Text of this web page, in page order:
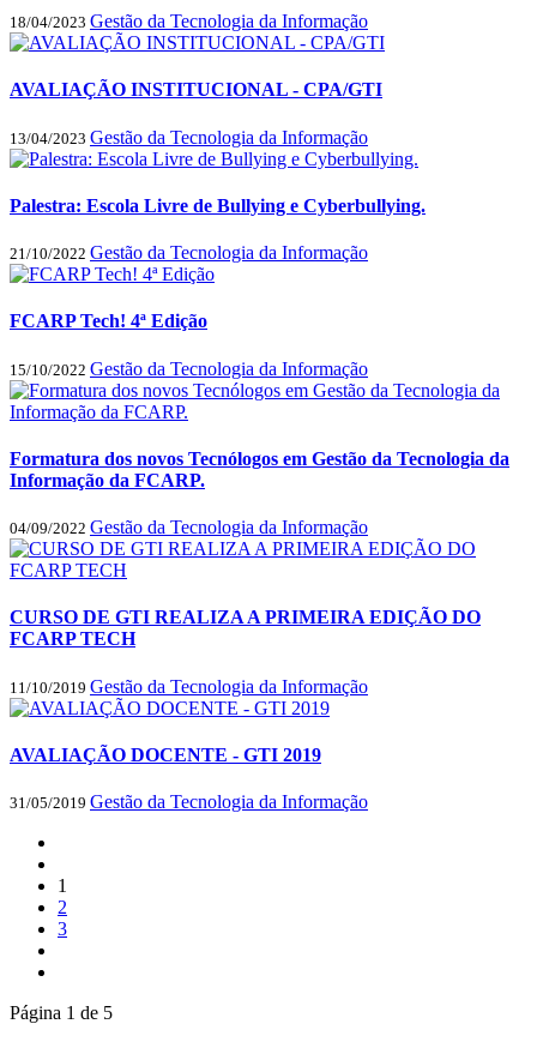
18/04/2023 Gestão da Tecnologia da Informação
AVALIAÇÃO INSTITUCIONAL - CPA/GTI
13/04/2023 Gestão da Tecnologia da Informação
Palestra: Escola Livre de Bullying e Cyberbullying.
21/10/2022 Gestão da Tecnologia da Informação
FCARP Tech! 4ª Edição
15/10/2022 Gestão da Tecnologia da Informação
Formatura dos novos Tecnólogos em Gestão da Tecnologia da
Informação da FCARP.
04/09/2022 Gestão da Tecnologia da Informação
CURSO DE GTI REALIZA A PRIMEIRA EDIÇÃO DO
FCARP TECH
11/10/2019 Gestão da Tecnologia da Informação
AVALIAÇÃO DOCENTE - GTI 2019
31/05/2019 Gestão da Tecnologia da Informação
1
2
3
Página 1 de 5